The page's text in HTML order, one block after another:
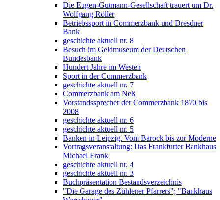
Die Eugen-Gutmann-Gesellschaft trauert um Dr.
Wolfgang Röller
Betriebssport in Commerzbank und Dresdner
Bank
geschichte aktuell nr. 8
Besuch im Geldmuseum der Deutschen
Bundesbank
Hundert Jahre im Westen
Sport in der Commerzbank
geschichte aktuell nr. 7
Commerzbank am Neß
Vorstandssprecher der Commerzbank 1870 bis
2008
geschichte aktuell nr. 6
geschichte aktuell nr. 5
Banken in Leipzig. Vom Barock bis zur Moderne
Vortragsveranstaltung: Das Frankfurter Bankhaus
Michael Frank
geschichte aktuell nr. 4
geschichte aktuell nr. 3
Buchpräsentation Bestandsverzeichnis
"Die Garage des Zühlener Pfarrers"; "Bankhaus